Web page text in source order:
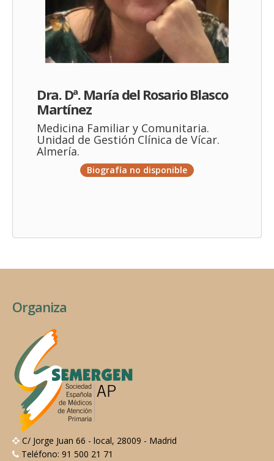
Dra. Dª. María del Rosario Blasco
Martínez
Medicina Familiar y Comunitaria.
Unidad de Gestión Clínica de Vícar.
Almería.
Biografía no disponible
Organiza
C/ Jorge Juan 66 - local, 28009 - Madrid
Teléfono: 91 500 21 71